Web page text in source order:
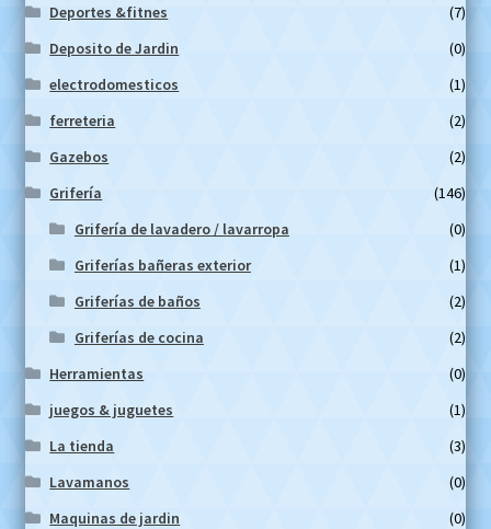
Deportes &fitnes
(7)
Deposito de Jardin
(0)
electrodomesticos
(1)
ferreteria
(2)
Gazebos
(2)
Grifería
(146)
Grifería de lavadero / lavarropa
(0)
Griferías bañeras exterior
(1)
Griferías de baños
(2)
Griferías de cocina
(2)
Herramientas
(0)
juegos & juguetes
(1)
La tienda
(3)
Lavamanos
(0)
Maquinas de jardin
(0)